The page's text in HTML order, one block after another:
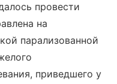
провести
на
парализованной
приведшего у